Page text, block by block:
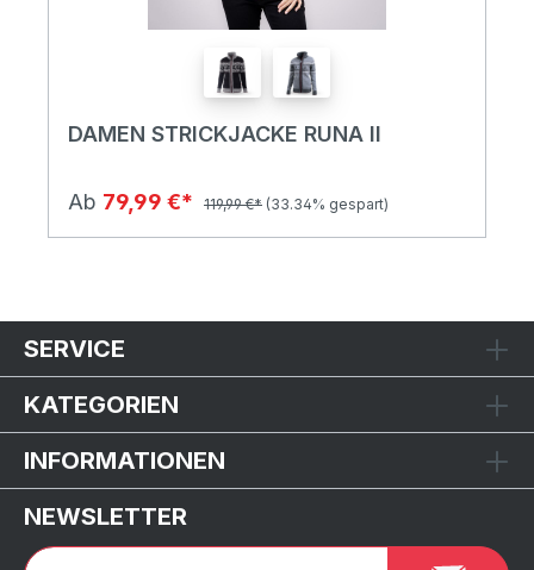
DAMEN STRICKJACKE RUNA II
Ab 79,99 €* 119,99 €* (33.34% gespart)
SERVICE
KATEGORIEN
INFORMATIONEN
NEWSLETTER